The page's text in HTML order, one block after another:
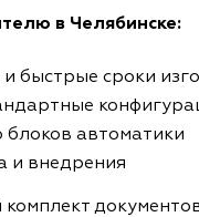
в Челябинске:
быстрые сроки
блоков автоматики
и внедрения